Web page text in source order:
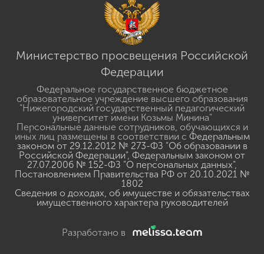
Министерство просвещения Российской
Федерации
Федеральное государственное бюджетное
образовательное учреждение высшего образования
"Нижегородский государственный педагогический
университет имени Козьмы Минина"
Персональные данные сотрудников, обучающихся и
иных лиц размещены в соответствии с Федеральным
законом от 29.12.2012 № 273-ФЗ "Об образовании в
Российской Федерации", Федеральным законом от
27.07.2006 № 152-ФЗ "О персональных данных",
Постановлением Правительства РФ от 20.10.2021 №
1802
Сведения о доходах, об имуществе и обязательствах
имущественного характера руководителей
Разработано в